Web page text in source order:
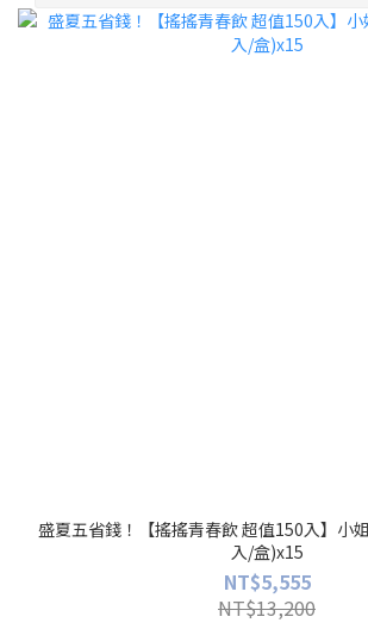
盛夏五省錢！【搖搖青春飲 超值150入】小
入/盒)x15
NT$5,555
NT$13,200